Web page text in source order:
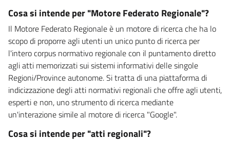
Cosa si intende per "Motore Federato Regionale"?
Il Motore Federato Regionale è un motore di ricerca che ha lo
scopo di proporre agli utenti un unico punto di ricerca per
l'intero corpus normativo regionale con il puntamento diretto
agli atti memorizzati sui sistemi informativi delle singole
Regioni/Province autonome. Si tratta di una piattaforma di
indicizzazione degli atti normativi regionali che offre agli utenti,
esperti e non, uno strumento di ricerca mediante
un'interazione simile al motore di ricerca "Google".
Cosa si intende per "atti regionali"?